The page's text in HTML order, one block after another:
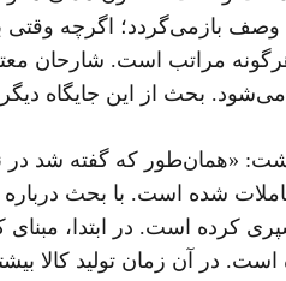
مراتب است. شارحان
بحث از این جایگاه
«همان‌طور که گفته شد در
شده است. با بحث درباره
کرده است. در ابتدا،
در آن زمان تولید کالا